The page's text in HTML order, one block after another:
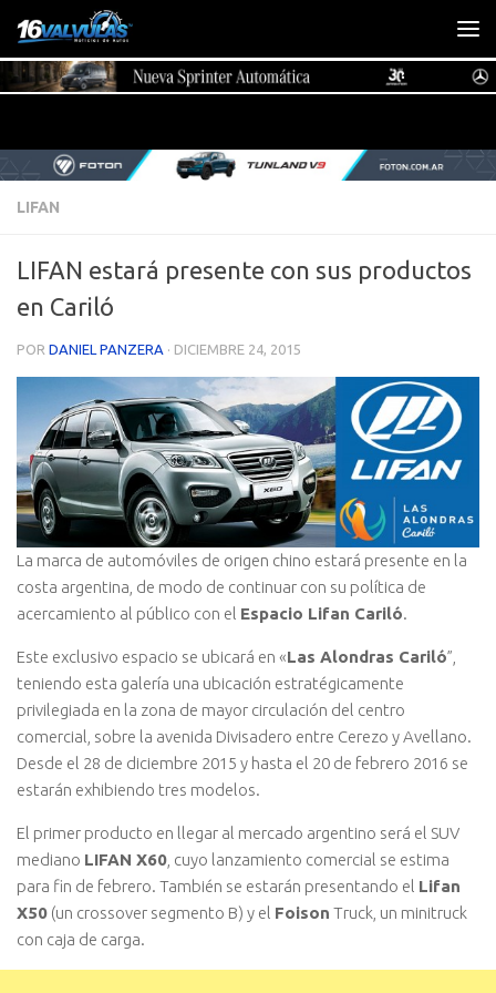
Saltar al contenido
LIFAN
LIFAN estará presente con sus productos
en Cariló
POR DANIEL PANZERA · DICIEMBRE 24, 2015
La marca de automóviles de origen chino estará presente en la
costa argentina, de modo de continuar con su política de
acercamiento al público con el Espacio Lifan Cariló.
Este exclusivo espacio se ubicará en «Las Alondras Cariló”,
teniendo esta galería una ubicación estratégicamente
privilegiada en la zona de mayor circulación del centro
comercial, sobre la avenida Divisadero entre Cerezo y Avellano.
Desde el 28 de diciembre 2015 y hasta el 20 de febrero 2016 se
estarán exhibiendo tres modelos.
El primer producto en llegar al mercado argentino será el SUV
mediano LIFAN X60 , cuyo lanzamiento comercial se estima
para fin de febrero. También se estarán presentando el Lifan
X50 (un crossover segmento B) y el Foison Truck, un minitruck
con caja de carga.